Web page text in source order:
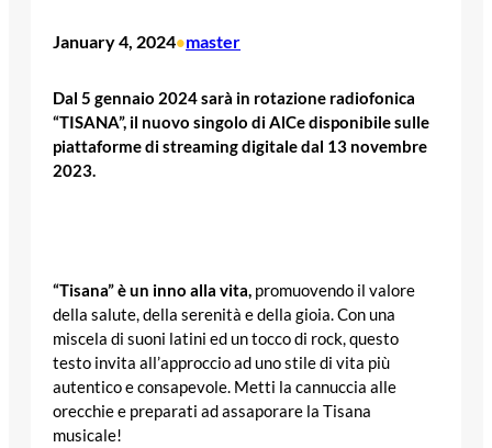
January 4, 2024•master
Dal 5 gennaio 2024 sarà in rotazione radiofonica
“TISANA”, il nuovo singolo di AlCe disponibile sulle
piattaforme di streaming digitale dal 13 novembre
2023.
“Tisana”è un inno alla vita, promuovendo il valore
della salute, della serenità e della gioia. Con una
miscela di suoni latini ed un tocco di rock, questo
testo invita all’approccio ad uno stile di vita più
autentico e consapevole. Metti la cannuccia alle
orecchie e preparati ad assaporare la Tisana
musicale!